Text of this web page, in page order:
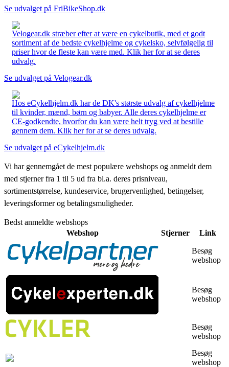
Se udvalget på FriBikeShop.dk
Velogear.dk stræber efter at være en cykelbutik, med et godt
sortiment af de bedste cykelhjelme og cykelsko, selvfølgelig til
priser hvor de fleste kan være med. Klik her for at se deres
udvalg.
Se udvalget på Velogear.dk
Hos eCykelhjelm.dk har de DK's største udvalg af cykelhjelme
til kvinder, mænd, børn og babyer. Alle deres cykelhjelme er
CE-godkendte, hvorfor du kan være helt tryg ved at bestille
gennem dem. Klik her for at se deres udvalg.
Se udvalget på eCykelhjelm.dk
Vi har gennemgået de mest populære webshops og anmeldt dem
med stjerner fra 1 til 5 ud fra bl.a. deres prisniveau,
sortimentstørrelse, kundeservice, brugervenlighed, betingelser,
leveringsformer og betalingsmuligheder.
Bedst anmeldte webshops
Webshop
Stjerner Link
Besøg
webshop
Besøg
webshop
Besøg
webshop
Besøg
webshop